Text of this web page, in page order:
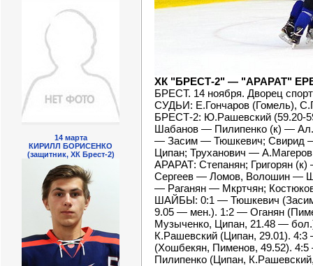
14 марта
КИРИЛЛ БОРИСЕНКО
(защитник, ХК Брест-2)
ХК "БРЕСТ-2" — "АРАРАТ"
БРЕСТ. 14 ноября. Дворец
СУДЬИ: Е.Гончаров (Гомель),
БРЕСТ-2: Ю.Рашевский (59.20-
Шабанов — Пилипенко (к) —
— Засим — Тюшкевич; Свирид
Ципан; Труханович —
АРАРАТ: Степанян; Григорян
Сергеев — Ломов, Волошин —
— Раганян — Мкртчян;
ШАЙБЫ: 0:1 — Тюшкевич
9.05 — мен.). 1:2 — Оганян
Музыченко, Ципан, 21.48 —
К.Рашевский (Ципан, 29.01).
(Хошбекян, Пименов, 49.52).
Пилипенко (Ципан,